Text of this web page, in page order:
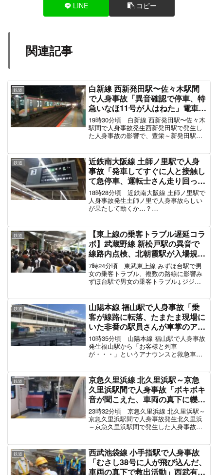
LINE コピー
関連記事
鉄道
白新線 西新発田駅〜佐々木駅間
で人身事故「異音確認で停車、特
急いなほ11号が人はねた」電車遅
延4月24日
19時30分頃 白新線 西新発田駅〜佐々木
駅間で人身事故発生西新発田駅で発生し
た人身事故の影響で、豊栄～新発田駅間
確認で止まったら人身事故だった＊レス
キュー隊がブルーシ...
鉄道
近鉄南大阪線 土師ノ里駅で人身
事故「発車してすぐに人と接触し
て急停車、運転士さん走り回って
説明」電車遅延9月28日
18時28分頃 近鉄南大阪線 土師ノ里駅で
人身事故発生土師ノ里で人身事故らしい
が果たして動くか…？
土...
鉄道
【東上線の乗客トラブル遅延コラ
ボ】武蔵野線 新松戸駅の異音で
線路内点検、北朝霞駅が入場規制
のカオス状態「10キロの徐行運転
しててほとんど進まない、遅延証
明書配布の駅員にブチギレおじさ
日
7時24分頃 東武東上線 みずほ台駅で男
女の乗客トラブル、複数の路線に影響み
ずほ台駅で男女の乗客トラブル↓ジジイ
おじさんおばさん同士の車内トラブルが
あったんですが、おじ...
鉄道
山陽本線 福山駅で人身事故「乗
客が線路に転落、たまたま現場に
いた非番の駅員さんが車掌のアナ
ウンスを代わりにやってる」福塩
線も巻き込まれ運転見合わせ電車
遅延 #山陽本線 8月11日
10時35分頃 山陽本線 福山駅で人身事故
発生福山駅から「お客様と列車
が・・・」というアナウンスと救急車と
(@saitani_ya) Au...
鉄道
京急久里浜線 北久里浜駅～京急
久里浜駅間で人身事故「ボキボキ
音が聞こえた、車両の真下に轢か
れた人がいてライトを照らして捜
索」電車遅延 #京急線 3月13日
23時32分頃 京急久里浜線 北久里浜駅～
京急久里浜駅間で人身事故発生北久里浜
～京急久里浜駅間で発生した人身事故の
マジ人身事故多すぎる— ＡｓＨ
(@_A_s_H_8...
鉄道
西武池袋線 小手指駅で人身事故
「むさし38号に人が飛び込んだ、
車両の真下で救出活動」西武有楽